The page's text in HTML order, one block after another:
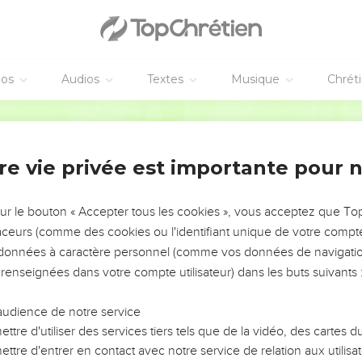
Audios Textes Musique
Jésus-Christ
est utile à peu de chose, tandis que la piété est utile à
digne d'être acceptée sans réserve.
en effet que nous travaillons et que nous nous laissons
dans le Dieu vivant qui est le Sauveur de tous les hommes,
et enseigne-les.
ta jeunesse, mais sois un modèle pour les croyants par
applique-toi à lire les Ecritures dans l’assemblée, à
que tu as reçu, celui qui t'a été donné d’après une prophétie
sur toi.
vie privée est importante pour
le bouton « Accepter tous les cookies », vous acceptez que
(comme des cookies ou l'identifiant unique de votre
à caractère personnel (comme vos données de
dans votre compte utilisateur) dans les buts suivants :
de notre service
d'utiliser des services tiers tels que de la vidéo, des cartes
d'entrer en contact avec notre service de relation aux